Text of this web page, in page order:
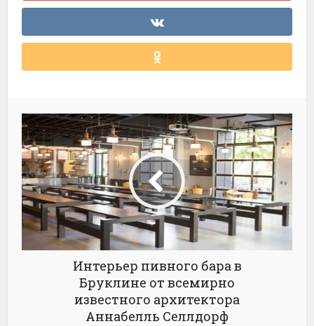
Интерьер пивного бара в
Бруклине от всемирно
известного архитектора
Аннабелль Селлдорф